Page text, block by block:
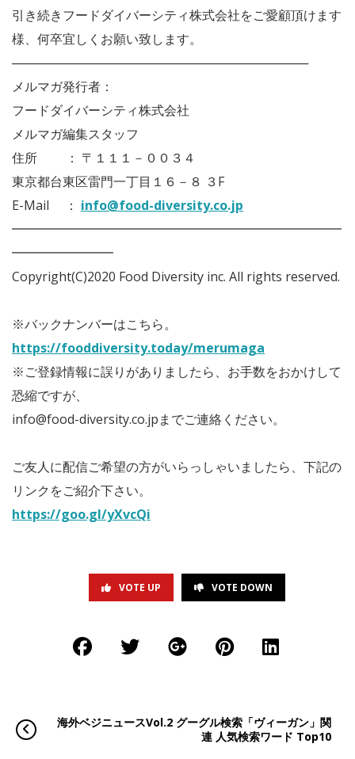
引き続きフードダイバーシティ株式会社をご愛顧頂けます
様、何卒宜しくお願い致します。
──────────────────────────────────
メルマガ発行者：
フードダイバーシティ株式会社
メルマガ編集スタッフ
住所 ： 〒１１１－００３４
東京都台東区雷門一丁目１６－８ ３F
E-Mail ： info@food-diversity.co.jp
━━━━━━━━━━━━━━━━━━━━━━━━━━
━━━━━━━━
Copyright(C)2020 Food Diversity inc. All rights reserved.
※バックナンバーはこちら。
https://fooddiversity.today/merumaga
※ご登録情報に誤りがありましたら、お手数をおかけして
恐縮ですが、
info@food-diversity.co.jpまでご連絡ください。
ご友人に配信ご希望の方がいらっしゃいましたら、下記の
リンクをご紹介下さい。
https://goo.gl/yXvcQi
VOTE UP VOTE DOWN
海外ベジニュースVol.2 グーグル検索「ヴィーガン」関
連 人気検索ワード Top10